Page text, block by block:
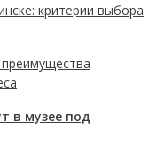
критерии выбора
в музее под